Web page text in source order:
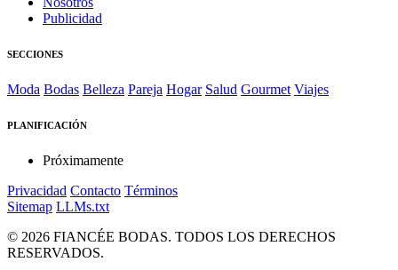
Publicidad
SECCIONES
Moda Bodas Belleza Pareja Hogar Salud Gourmet Viajes
PLANIFICACIÓN
Próximamente
Privacidad Contacto Términos
Sitemap LLMs.txt
© 2026 FIANCÉE BODAS. TODOS LOS DERECHOS
RESERVADOS.